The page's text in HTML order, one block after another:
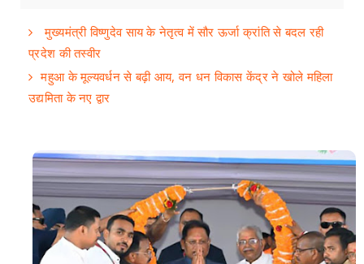
मुख्यमंत्री विष्णुदेव साय के नेतृत्व में सौर ऊर्जा क्रांति से बदल रही
प्रदेश की तस्वीर
महुआ के मूल्यवर्धन से बढ़ी आय, वन धन विकास केंद्र ने खोले महिला
उद्यमिता के नए द्वार